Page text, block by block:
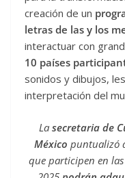
creación de un
letras de las y los
interactuar con
10 países
sonidos y dibujos,
interpretación del
La secretaria de
México puntualizó
que participen en